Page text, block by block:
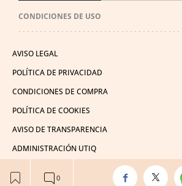
CONDICIONES DE USO
AVISO LEGAL
POLÍTICA DE PRIVACIDAD
CONDICIONES DE COMPRA
POLÍTICA DE COOKIES
AVISO DE TRANSPARENCIA
ADMINISTRACIÓN UTIQ